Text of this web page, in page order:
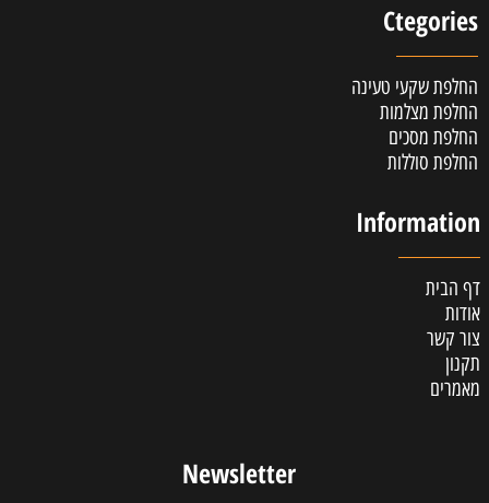
Ctegories
החלפת שקעי טעינה
החלפת מצלמות
החלפת מסכים
החלפת סוללות
Information
דף הבית
אודות
צור קשר
תקנון
מאמרים
Newsletter